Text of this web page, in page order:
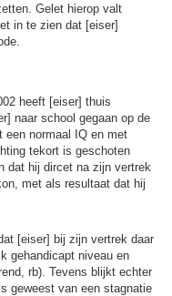
Gelet hierop valt
in te zien dat [eiser]
heeft [eiser] thuis
naar school gegaan op de
een normaal IQ en met
tekort is geschoten
dat hij dircet na zijn vertrek
met als resultaat dat hij
[eiser] bij zijn vertrek daar
gehandicapt niveau en
rb). Tevens blijkt echter
geweest van een stagnatie